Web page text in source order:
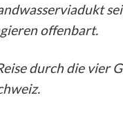
offenbart.
durch die vier